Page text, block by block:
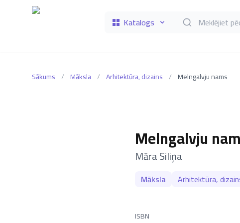
Katalogs Meklēt grāmatas
Sākums / Māksla / Arhitektūra, dizains / Melngalvju nams
Melngalvju
–
Māra Siliņa
Māksla Arhitektūra,
ISBN